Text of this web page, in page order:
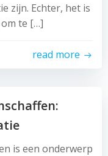
zijn. Echter, het is
te […]
read more
is een onderwerp